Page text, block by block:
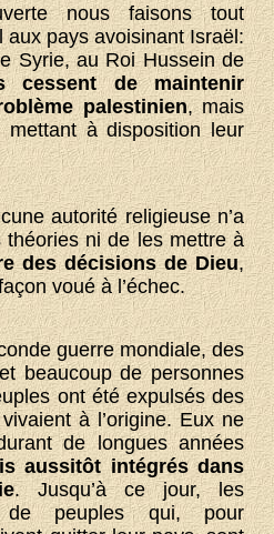
nous faisons tout
aux pays avoisinant Israël:
Syrie, au Roi Hussein de
cessent de maintenir
palestinien, mais
mettant à disposition leur
autorité religieuse n’a
théories ni de les mettre à
des décisions de Dieu,
voué à l’échec.
guerre mondiale, des
beaucoup de personnes
ont été expulsés des
à l’origine. Eux ne
de longues années
aussitôt intégrés dans
. Jusqu’à ce jour, les
de peuples qui, pour